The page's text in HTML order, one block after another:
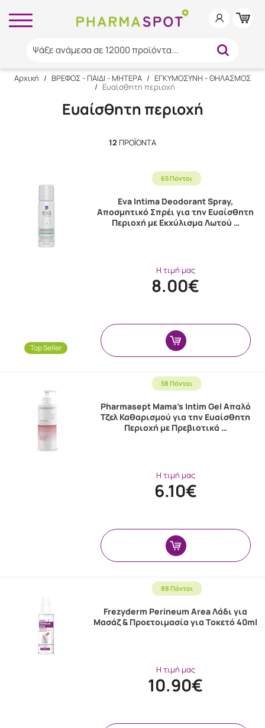
Ψάξε ανάμεσα σε 12000 προϊόντα...
Αρχική / ΒΡΕΦΟΣ - ΠΑΙΔΙ - ΜΗΤΕΡΑ / ΕΓΚΥΜΟΣΥΝΗ - ΘΗΛΑΣΜΟΣ
/ Ευαίσθητη περιοχή
Ευαίσθητη περιοχή
12 ΠΡΟΪΌΝΤΑ
65 Πόντοι
Top Seller
Eva Intima Deodorant Spray,
Αποσμητικό Σπρέι για την Ευαίσθητη
Περιοχή με Εκχύλισμα Λωτού …
Η τιμή μας
8.00€
58 Πόντοι
Pharmasept Mama's Intim Gel Απαλό
Τζελ Καθαρισμού για την Ευαίσθητη
Περιοχή με Πρεβιοτικά …
Η τιμή μας
6.10€
88 Πόντοι
Frezyderm Perineum Area Λάδι για
Μασάζ & Προετοιμασία για Τοκετό 40ml
Η τιμή μας
10.90€